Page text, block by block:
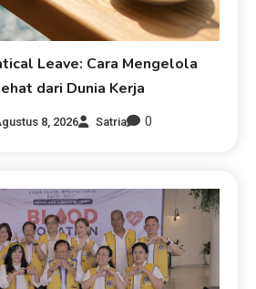
Leave: Cara Mengelola
dari Dunia Kerja
8, 2026 Satria 0